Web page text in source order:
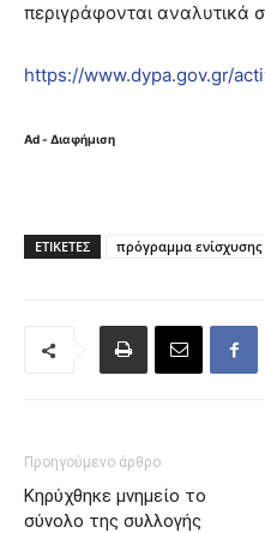
περιγράφονται αναλυτικά
https://www.dypa.gov.gr/
Ad - Διαφήμιση
ΕΤΙΚΈΤΕΣ πρόγραμμα ενίσχυσης
Προηγούμενο άρθρο
Κηρύχθηκε μνημείο το
σύνολο της συλλογής